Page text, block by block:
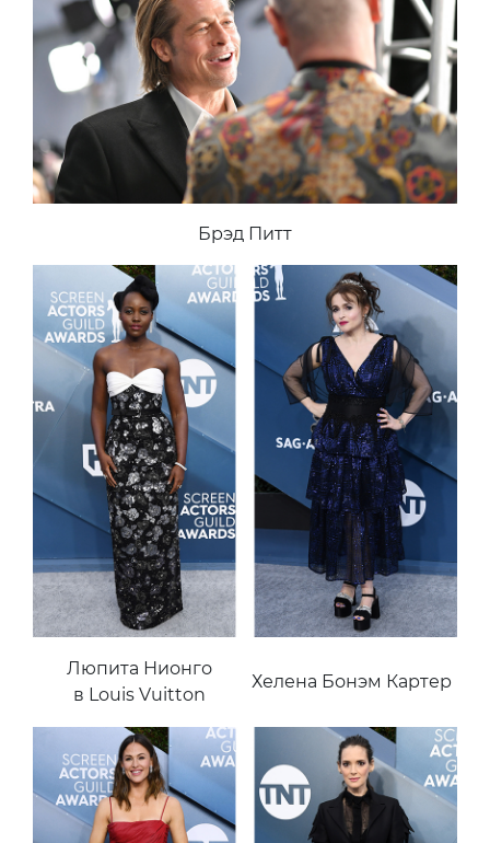
Брэд Питт
Люпита Нионго
в Louis Vuitton
Хелена Бонэм Картер